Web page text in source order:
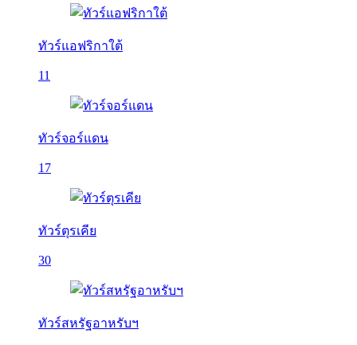
ทัวร์แอฟริกาใต้
11
ทัวร์จอร์แดน
17
ทัวร์ตุรเคีย
30
ทัวร์สหรัฐอาหรับฯ